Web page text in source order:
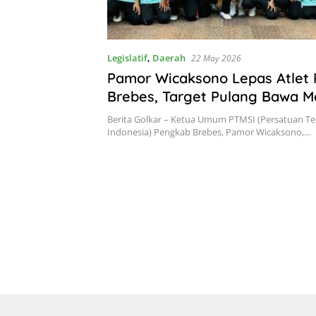
Legislatif, Daerah 22 May 2026
Pamor Wicaksono Lepas Atlet
Brebes, Target Pulang Bawa
Kejurprov Jateng 2026
Berita Golkar – Ketua Umum PTMSI (Persatuan
Indonesia) Pengkab Brebes, Pamor Wicaksono,…